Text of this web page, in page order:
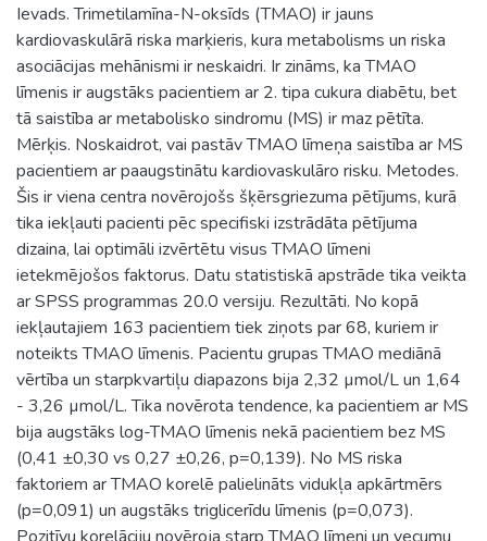
Ievads. Trimetilamīna-N-oksīds (TMAO) ir jauns
kardiovaskulārā riska marķieris, kura metabolisms un riska
asociācijas mehānismi ir neskaidri. Ir zināms, ka TMAO
līmenis ir augstāks pacientiem ar 2. tipa cukura diabētu, bet
tā saistība ar metabolisko sindromu (MS) ir maz pētīta.
Mērķis. Noskaidrot, vai pastāv TMAO līmeņa saistība ar MS
pacientiem ar paaugstinātu kardiovaskulāro risku. Metodes.
Šis ir viena centra novērojošs šķērsgriezuma pētījums, kurā
tika iekļauti pacienti pēc specifiski izstrādāta pētījuma
dizaina, lai optimāli izvērtētu visus TMAO līmeni
ietekmējošos faktorus. Datu statistiskā apstrāde tika veikta
ar SPSS programmas 20.0 versiju. Rezultāti. No kopā
iekļautajiem 163 pacientiem tiek ziņots par 68, kuriem ir
noteikts TMAO līmenis. Pacientu grupas TMAO mediānā
vērtība un starpkvartiļu diapazons bija 2,32 µmol/L un 1,64
- 3,26 µmol/L. Tika novērota tendence, ka pacientiem ar MS
bija augstāks log-TMAO līmenis nekā pacientiem bez MS
(0,41 ±0,30 vs 0,27 ±0,26, p=0,139). No MS riska
faktoriem ar TMAO korelē palielināts vidukļa apkārtmērs
(p=0,091) un augstāks triglicerīdu līmenis (p=0,073).